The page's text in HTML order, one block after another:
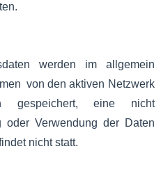
werden im allgemein
von den aktiven Netzwerk
gespeichert, eine nicht
oder Verwendung der Daten
nicht statt.